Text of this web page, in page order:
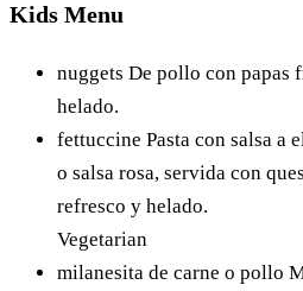
Kids Menu
nuggets De pollo con papas
helado.
fettuccine Pasta con salsa a
o salsa rosa, servida con
refresco y helado.
Vegetarian
milanesita de carne o pollo